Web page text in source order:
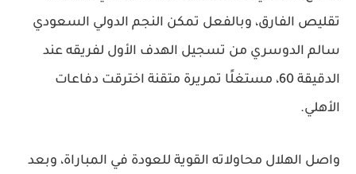
تقليص الفارق، وبالفعل تمكن النجم الدولي السعودي
سالم الدوسري من تسجيل الهدف الأول لفريقه عند
الدقيقة 60، مستغلًا تمريرة متقنة اخترقت دفاعات
الأهلي.
واصل الهلال محاولاته القوية للعودة في المباراة، وبعد